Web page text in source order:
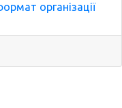
організації